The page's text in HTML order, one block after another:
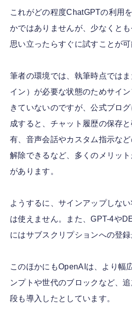
これがどの程度ChatGPTの利用
かではありませんが、少なくと
思い立ったらすぐに試すことが可
筆者の環境では、執筆時点では
イン）が必要な状態のためサイ
きていないのですが、公式ブロ
成すると、チャット履歴の保存
有、音声会話やカスタム指示な
解除できるなど、多くのメリッ
があります。
ようするに、サインアップしな
は使えません。また、GPT-4や
にはサブスクリプションへの登録
このほかにもOpenAIは、より幅
ンプトや世代のブロックなど、
段も導入したとしています。